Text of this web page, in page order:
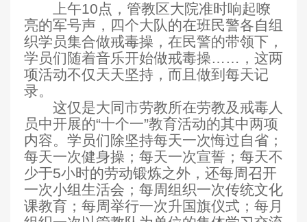
上午10点，管教区大院准时响起嘹
亮的军号声，四个大队的在班民警各自组
织学员集合做戒毒操，在民警的带领下，
学员们随着音乐开始做戒毒操……，这两
项活动不仅天天坚持，而且做到每天记
录。
这仅是大同市劳教所在劳教及戒毒人
员中开展的“十个一”教育活动的其中两项
内容。学员们除坚持每天一次悔过自省；
每天一次健身操；每天一次宣誓；每天不
少于5小时的劳动锻炼之外，还每周召开
一次小组生活会；每周组织一次传统文化
课教育；每周举行一次升国旗仪式；每月